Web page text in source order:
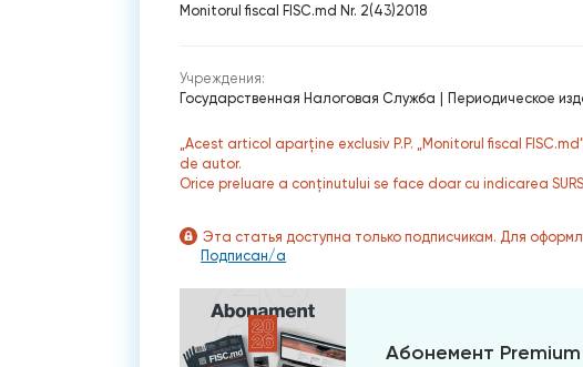
Monitorul fiscal FISC.md Nr. 2(43)2018
Учреждения:
Государственная Налоговая Служба
Периодическое
„Acest articol aparține exclusiv P.P. „Monitorul fiscal
de autor.
Orice preluare a conținutului se face doar cu indicarea
Эта статья доступна только подписчикам. Для
Подписан/а
Абонемент Premium